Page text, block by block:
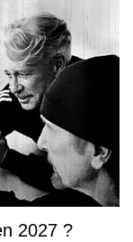
2027 ?